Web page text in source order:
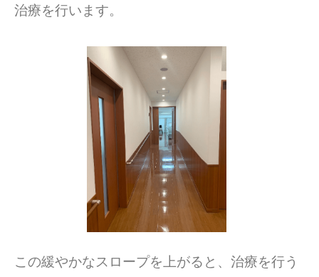
治療を行います。
この緩やかなスロープを上がると、治療を行う